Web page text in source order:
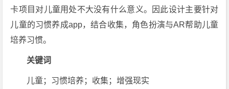
卡项目对儿童用处不大没有什么意义。因此设计主要针对
儿童的习惯养成app，结合收集，角色扮演与AR帮助儿童
培养习惯。
关键词
儿童；习惯培养；收集；增强现实